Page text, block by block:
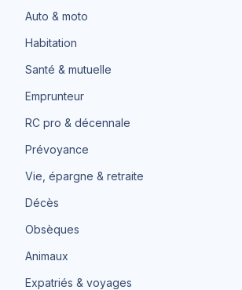
Auto & moto
Habitation
Santé & mutuelle
Emprunteur
RC pro & décennale
Prévoyance
Vie, épargne & retraite
Décès
Obsèques
Animaux
Expatriés & voyages